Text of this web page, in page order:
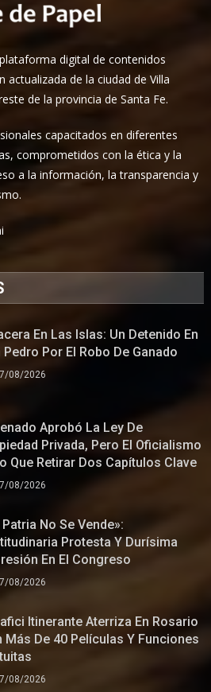
digital de contenidos
de la ciudad de Villa
de la provincia de Santa Fe.
capacitados en diferentes
comprometidos con la ética y la
a la información, la transparencia y
En Las Islas: Un Detenido En
Pedro Por El Robo De Ganado
08/2026
Aprobó La Ley De
Privada, Pero El Oficialismo
Que Retirar Dos Capítulos Clave
08/2026
Patria No Se Vende»:
Protesta Y Durísima
En El Congreso
08/2026
Itinerante Aterriza En Rosario
Más De 40 Películas Y Funciones
08/2026